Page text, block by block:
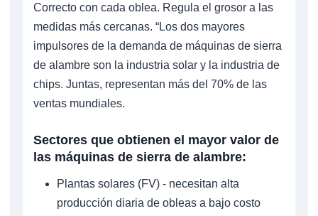
Correcto con cada oblea. Regula el grosor a las
medidas más cercanas. “Los dos mayores
impulsores de la demanda de máquinas de sierra
de alambre son la industria solar y la industria de
chips. Juntas, representan más del 70% de las
ventas mundiales.
Sectores que obtienen el mayor valor de
las máquinas de sierra de alambre:
Plantas solares (FV) - necesitan alta
producción diaria de obleas a bajo costo